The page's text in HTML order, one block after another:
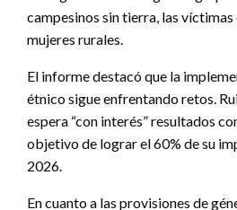
campesinos sin tierra, las
mujeres rurales.
El informe destacó que la
étnico sigue enfrentando retos.
espera “con interés” resultados
objetivo de lograr el 60% de su
2026.
En cuanto a las provisiones de